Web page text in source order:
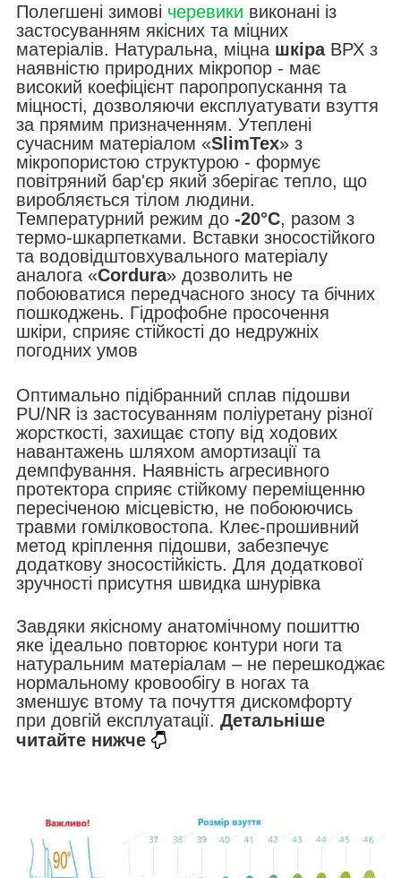
Полегшені зимові черевики виконані із
застосуванням якісних та міцних
матеріалів. Натуральна, міцна шкіраВРХ з
наявністю природних мікропор - має
високий коефіцієнт паропропускання та
міцності, дозволяючи експлуатувати взуття
за прямим призначенням. Утеплені
сучасним матеріалом «SlimTex» з
мікропористою структурою - формує
повітряний бар'єр який зберігає тепло, що
виробляється тілом людини.
Температурний режим до -20°С, разом з
термо-шкарпетками. Вставки зносостійкого
та водовідштовхувального матеріалу
аналога «Cordura» дозволить не
побоюватися передчасного зносу та бічних
пошкоджень. Гідрофобне просочення
шкіри, сприяє стійкості до недружніх
погодних умов
Оптимально підібранний сплав підошви
PU/NR із застосуванням поліуретану різної
жорсткості, захищає стопу від ходових
навантажень шляхом амортизації та
демпфування. Наявність агресивного
протектора сприяє стійкому переміщенню
пересіченою місцевістю, не побоюючись
травми гомілковостопа. Клеє-прошивний
метод кріплення підошви, забезпечує
додаткову зносостійкість. Для додаткової
зручності присутня швидка шнурівка
Завдяки якісному анатомічному пошиттю
яке ідеально повторює контури ноги та
натуральним матеріалам – не перешкоджає
нормальному кровообігу в ногах та
зменшує втому та почуття дискомфорту
при довгій експлуатації. Детальніше
читайте нижче